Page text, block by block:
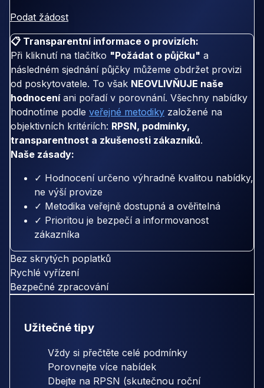
Podat žádost
📋 Transparentní informace o provizích:
Při kliknutí na tlačítko "Požádat o půjčku" a
následném sjednání půjčky můžeme obdržet provizi
od poskytovatele. To však NEOVLIVŇUJE naše
hodnoceníani pořadí v porovnání. Všechny nabídky
hodnotíme podle veřejné metodiky založené na
objektivních kritériích: RPSN, podmínky,
transparentnost a zkušenosti zákazníků.
Naše zásady:
✓ Hodnocení určeno výhradně kvalitou nabídky,
ne výší provize
✓ Metodika veřejně dostupná a ověřitelná
✓ Prioritou je bezpečí a informovanost
zákazníka
Bez skrytých poplatků
Rychlé vyřízení
Bezpečné zpracování
Užitečné tipy
Vždy si přečtěte celé podmínky
Porovnejte více nabídek
Dbejte na RPSN (skutečnou roční